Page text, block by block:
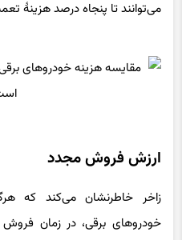
خودروهای برقی، در زمان
می‌رود: «خودروهای برقی، در